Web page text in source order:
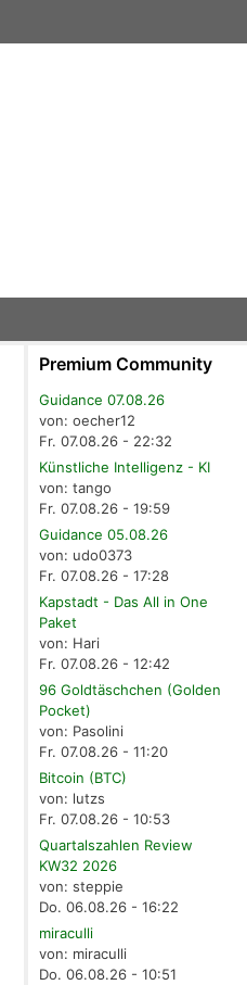
Premium Community
Guidance 07.08.26
von: oecher12
Fr. 07.08.26 - 22:32
Künstliche Intelligenz - KI
von: tango
Fr. 07.08.26 - 19:59
Guidance 05.08.26
von: udo0373
Fr. 07.08.26 - 17:28
Kapstadt - Das All in One
Paket
von: Hari
Fr. 07.08.26 - 12:42
96 Goldtäschchen (Golden
Pocket)
von: Pasolini
Fr. 07.08.26 - 11:20
Bitcoin (BTC)
von: lutzs
Fr. 07.08.26 - 10:53
Quartalszahlen Review
KW32 2026
von: steppie
Do. 06.08.26 - 16:22
miraculli
von: miraculli
Do. 06.08.26 - 10:51